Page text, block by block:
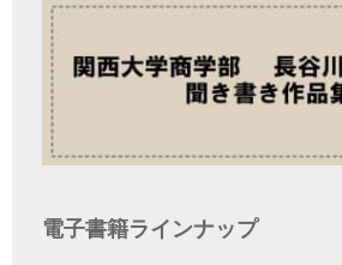
電子書籍ラインナップ